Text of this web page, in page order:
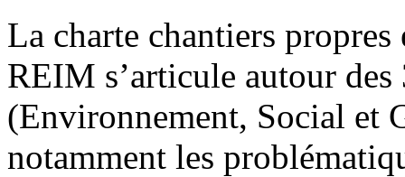
La charte chantiers
REIM s’articule autour
(Environnement, Social et
notamment les